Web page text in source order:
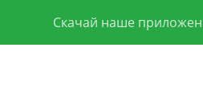
Скачай наше